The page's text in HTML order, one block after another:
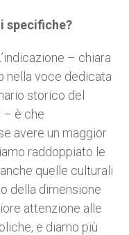
specifiche?
– chiara
nella voce dedicata
storico del
– è che
avere un maggior
raddoppiato le
quelle culturali
della dimensione
attenzione alle
e diamo più